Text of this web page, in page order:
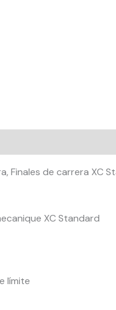
Finales de carrera XC
XC Standard
límite